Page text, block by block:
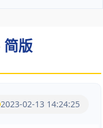
简版
2023-02-13 14:24:25